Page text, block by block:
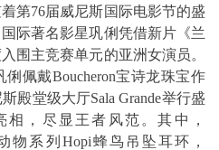
76届威尼斯国际电影节的盛
际著名影星巩俐凭借新片《兰
围主竞赛单元的亚洲女演员。
佩戴Boucheron宝诗龙珠宝作
殿堂级大厅Sala Grande举行盛
，尽显王者风范。其中，
物系列Hopi蜂鸟吊坠耳环，